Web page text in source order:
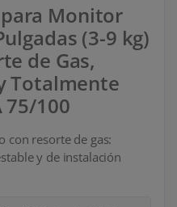
para Monitor
(3-9 kg)
de Gas,
Totalmente
75/100
con resorte de gas:
y de instalación